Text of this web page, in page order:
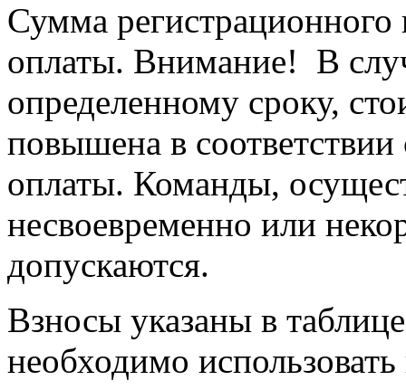
Сумма регистрационного
оплаты. Внимание! В
определенному сроку,
повышена в
оплаты. Команды,
несвоевременно или
допускаются.
Взносы указаны в
необходимо